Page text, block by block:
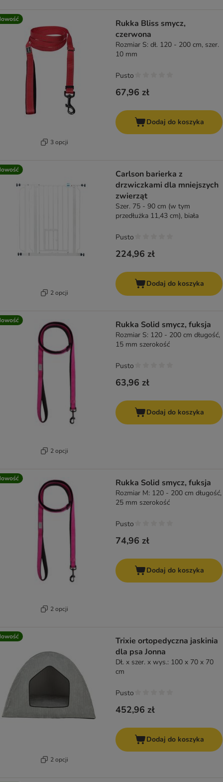
3 opcji
Rukka Bliss smycz,
czerwona
Rozmiar S: dł. 120 - 200 cm, szer.
10 mm
67,96 zł
Pusto
Dodaj do koszyka
2 opcji
Carlson barierka z
drzwiczkami dla mniejszych
zwierząt
Szer. 75 - 90 cm (w tym
przedłużka 11,43 cm), biała
224,96 zł
Pusto
Dodaj do koszyka
2 opcji
Rukka Solid smycz, fuksja
Rozmiar S: 120 - 200 cm długość,
15 mm szerokość
63,96 zł
Pusto
Dodaj do koszyka
2 opcji
Rukka Solid smycz, fuksja
Rozmiar M: 120 - 200 cm długość,
25 mm szerokość
74,96 zł
Pusto
Dodaj do koszyka
2 opcji
Trixie ortopedyczna jaskinia
dla psa Jonna
Dł. x szer. x wys.: 100 x 70 x 70
cm
452,96 zł
Pusto
Dodaj do koszyka